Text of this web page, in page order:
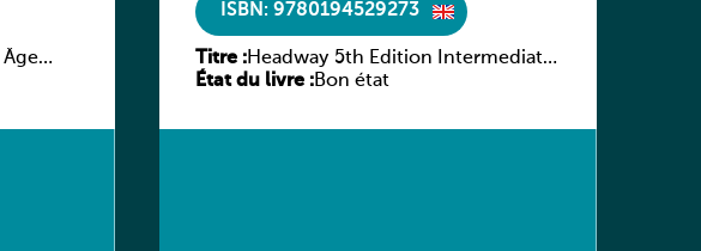
ISBN: 9780194529273
Titre :Headway 5th Edition Intermediate
Culture and Literature Companion
État du livre :Bon état